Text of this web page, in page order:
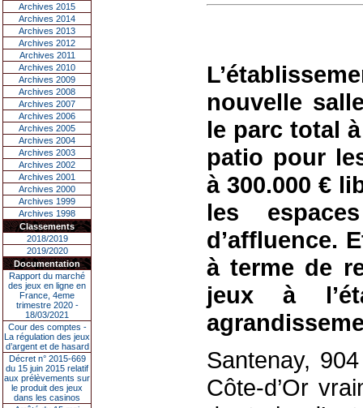
Archives 2015
Archives 2014
Archives 2013
Archives 2012
Archives 2011
Archives 2010
Archives 2009
Archives 2008
Archives 2007
Archives 2006
Archives 2005
Archives 2004
Archives 2003
Archives 2002
Archives 2001
Archives 2000
Archives 1999
Archives 1998
Classements
2018/2019
2019/2020
Documentation
Rapport du marché
des jeux en ligne en
France, 4eme
trimestre 2020 -
18/03/2021
Cour des comptes -
La régulation des jeux
d’argent et de hasard
Décret n° 2015-669
du 15 juin 2015 relatif
aux prélèvements sur
le produit des jeux
dans les casinos
nouvelle
le parc total
patio pour
à 300.000 €
les
d’affluence.
à terme de
jeux à
Santenay,
Côte-d’Or